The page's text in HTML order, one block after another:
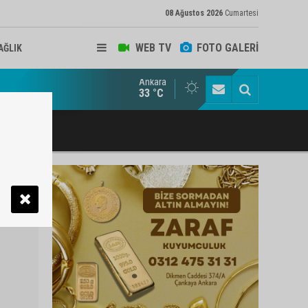
08 Ağustos 2026 Cumartesi
WEB TV FOTO GALERİ
ve Arabulucu Rüstem Yiğit Ahizer'e ziyaretçi akını
Ankara
33 °C